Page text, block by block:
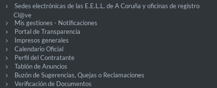
Sedes electrónicas de las E.E.L.L. de A Coruña y oficinas de registro
Cl@ve
Mis gestiones - Notificaciones
Portal de Transparencia
Impresos generales
Calendario Oficial
Perfil del Contratante
Tablón de Anuncios
Buzón de Sugerencias, Quejas o Reclamaciones
Verificación de Documentos